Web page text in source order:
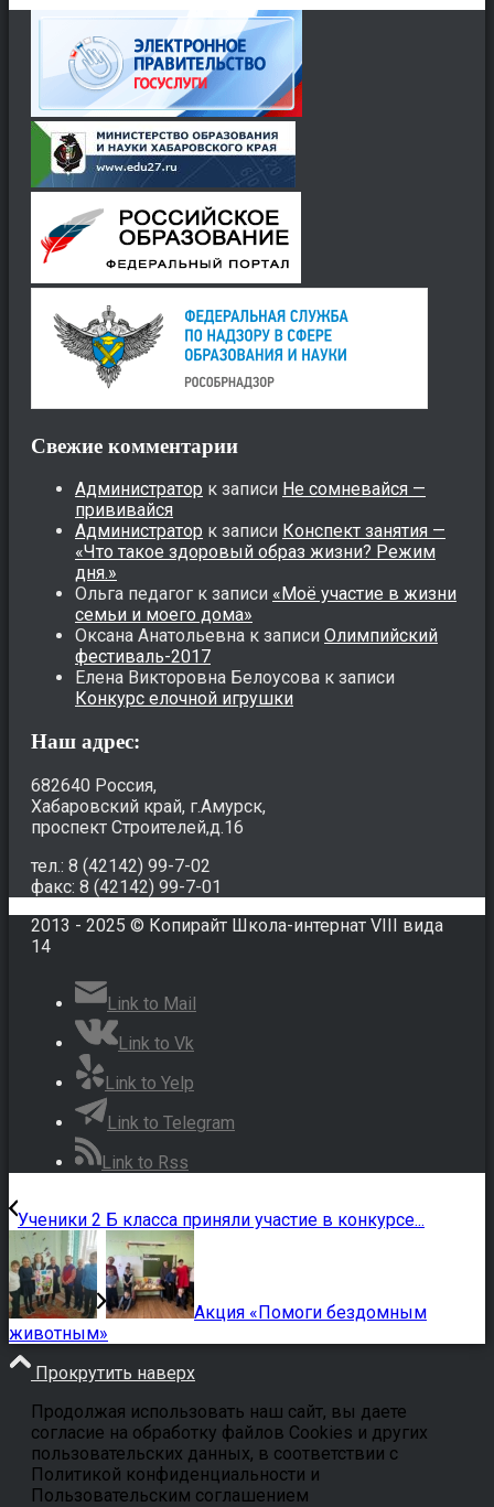
Свежие комментарии
Администратор к записи Не сомневайся —
прививайся
Администратор к записи Конспект занятия —
«Что такое здоровый образ жизни? Режим
дня.»
Ольга педагог к записи «Моё участие в жизни
семьи и моего дома»
Оксана Анатольевна к записи Олимпийский
фестиваль-2017
Елена Викторовна Белоусова к записи
Конкурс елочной игрушки
Наш адрес:
682640 Россия,
Хабаровский край, г.Амурск,
проспект Строителей,д.16
тел.: 8 (42142) 99-7-02
факс: 8 (42142) 99-7-01
2013 - 2025 © Копирайт Школа-интернат VIII вида
14
Link to Mail
Link to Vk
Link to Yelp
Link to Telegram
Link to Rss
Ученики 2 Б класса приняли участие в конкурсе...
Акция «Помоги бездомным
животным»
Прокрутить наверх
Продолжая использовать наш сайт, вы даете
согласие на обработку файлов Cookies и других
пользовательских данных, в соответствии с
Политикой конфиденциальности и
Пользовательским соглашением